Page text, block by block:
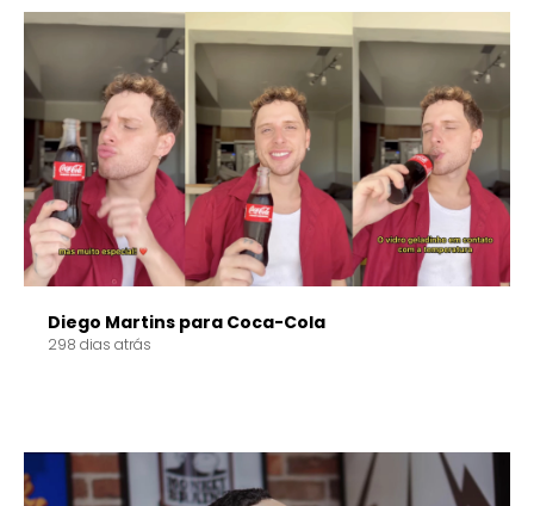
Diego Martins para Coca-Cola
298 dias atrás